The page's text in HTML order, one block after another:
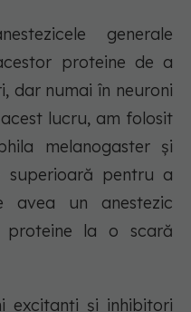
generale
proteine de a
dar numai în neuroni
lucru, am folosit
melanogaster și
superioară pentru a
avea un anestezic
proteine la o scară
excitanți și inhibitori